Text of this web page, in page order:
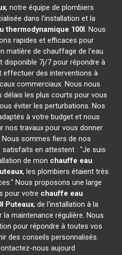
, notre équipe de plombiers
dans l'installation et la
thermodynamique 100l. Nous
rapides et efficaces pour
matière de chauffage de l'eau.
disponible 7j/7 pour répondre à
effectuer des interventions à
commerciaux. Nous nous
délais les plus courts pour vous
éviter les perturbations. Nos
à votre budget et nous
nos travaux pour vous donner
sommes fiers de nos
en attestent : "Je suis
de mon chauffe eau
, les plombiers étaient très
Nous proposons une large
pour votre chauffe eau
Puteaux, de l'installation à la
maintenance régulière. Nous
pour répondre à toutes vos
des conseils personnalisés.
nous aujourd